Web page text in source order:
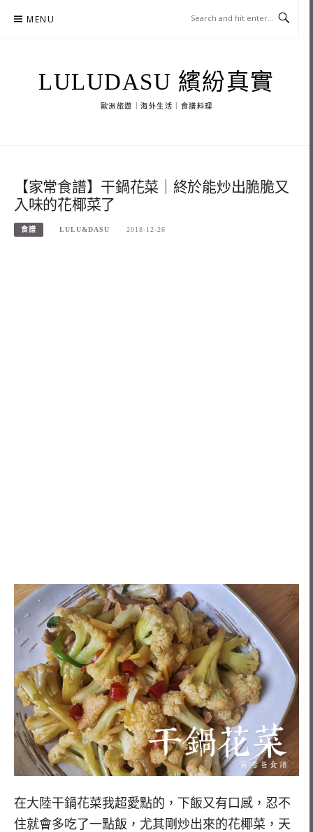
MENU
LULUDASU 繽紛真實
歐洲旅遊｜海外生活｜食譜料理
【家常食譜】干鍋花菜｜終於能炒出脆脆又
入味的花椰菜了
食譜 LULU&DASU 2018-12-26
在大陸干鍋花菜我超愛點的，下飯又有口感，忍不
住就會多吃了一點飯，尤其剛炒出來的花椰菜，天